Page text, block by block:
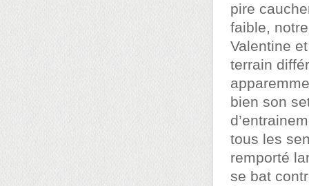
pire
faible,
Valentine
terrain
bien son
tous les
remporté
se bat